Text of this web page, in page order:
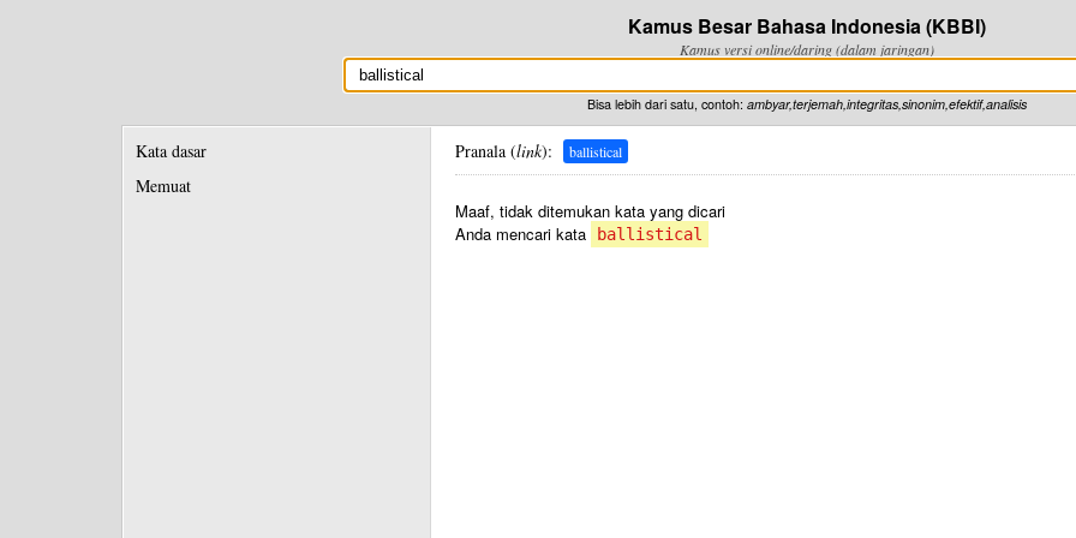
Kamus Besar Bahasa Indonesia (KBBI)
Kamus versi online/daring (dalam jaringan)
Bisa lebih dari satu, contoh: ambyar,terjemah,integritas,sinonim,efektif,analisis
Kata dasar
Memuat
Pranala (link): ballistical
Maaf, tidak ditemukan kata yang dicari
Anda mencari kata
ballistical